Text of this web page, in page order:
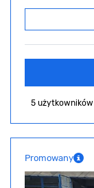
5
Promowany